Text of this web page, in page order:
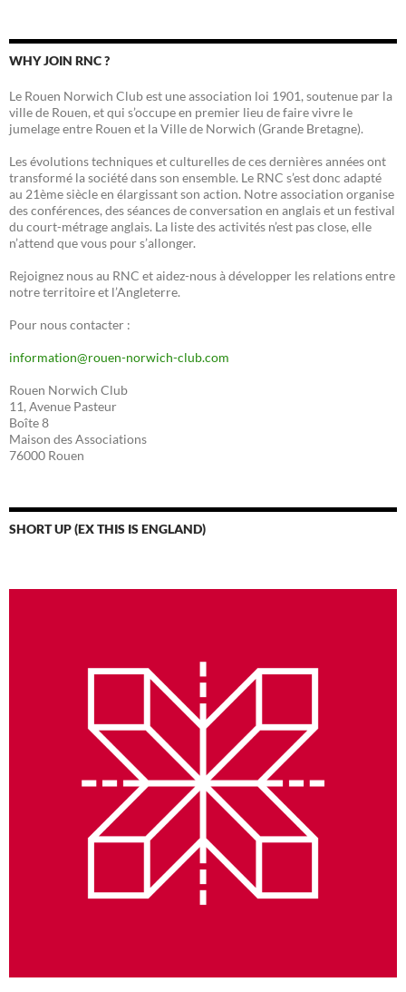
WHY JOIN RNC ?
Le Rouen Norwich Club est une association loi 1901, soutenue par la
ville de Rouen, et qui s’occupe en premier lieu de faire vivre le
jumelage entre Rouen et la Ville de Norwich (Grande Bretagne).
Les évolutions techniques et culturelles de ces dernières années ont
transformé la société dans son ensemble. Le RNC s’est donc adapté
au 21ème siècle en élargissant son action. Notre association organise
des conférences, des séances de conversation en anglais et un festival
du court-métrage anglais. La liste des activités n’est pas close, elle
n’attend que vous pour s’allonger.
Rejoignez nous au RNC et aidez-nous à développer les relations entre
notre territoire et l’Angleterre.
Pour nous contacter :
information@rouen-norwich-club.com
Rouen Norwich Club
11, Avenue Pasteur
Boîte 8
Maison des Associations
76000 Rouen
SHORT UP (EX THIS IS ENGLAND)